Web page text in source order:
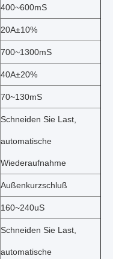
400~600mS
20A±10%
700~1300mS
40A±20%
70~130mS
Schneiden Sie Last,
automatische
Wiederaufnahme
Außenkurzschluß
160~240uS
Schneiden Sie Last,
automatische